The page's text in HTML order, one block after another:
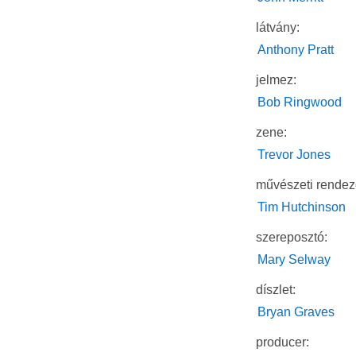
látvány:
Anthony Pratt
jelmez:
Bob Ringwood
zene:
Trevor Jones
művészeti
Tim Hutchinson
szereposztó:
Mary Selway
díszlet:
Bryan Graves
producer: